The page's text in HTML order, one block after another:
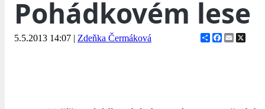
Pohádkovém lese
5.5.2013 14:07 | Zdeňka Čermáková ShareFacebook
Email